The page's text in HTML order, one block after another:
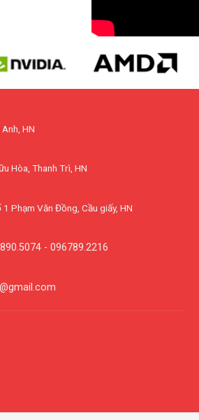
HN
Hòa, Thanh Trì, HN
Phạm Văn Đồng, Cầu giấy, HN
- 096789.2216